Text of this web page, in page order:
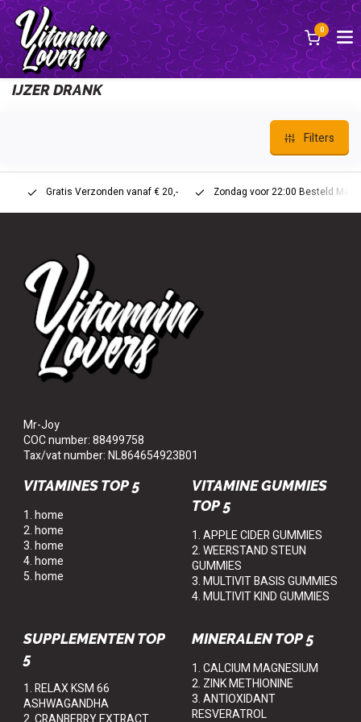
0
Back
IJZER DRANK
Filters
Gratis Verzonden vanaf € 20,- Zondag voor 22:00 Besteld
Mr-Joy
COC number: 88499758
Tax/vat number: NL864654923B01
VITAMINES TOP 5
1. home
2. home
3. home
4. home
5. home
VITAMINE GUMMIES
TOP 5
1. APPLE CIDER GUMMIES
2. WEERSTAND STEUN
GUMMIES
3. MULTIVIT BASIS GUMMIES
4. MULTIVIT KIND GUMMIES
SUPPLEMENTEN TOP
5
1. RELAX KSM 66
ASHWAGANDHA
MINERALEN TOP 5
1. CALCIUM MAGNESIUM
2. ZINK METHIONINE
3. ANTIOXIDANT
RESVERATROL